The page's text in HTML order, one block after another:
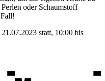
oder Schaumstoff
statt, 10:00 bis